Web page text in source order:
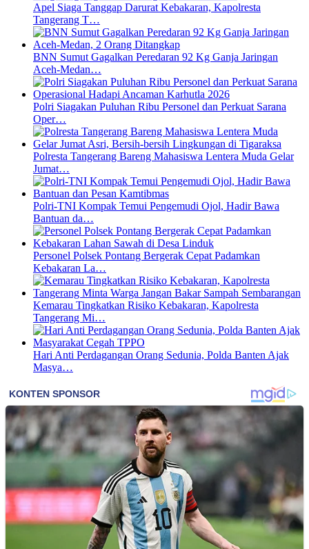
Apel Siaga Tanggap Darurat Kebakaran, Kapolresta
Tangerang T…
BNN Sumut Gagalkan Peredaran 92 Kg Ganja Jaringan
Aceh-Medan…
Polri Siagakan Puluhan Ribu Personel dan Perkuat Sarana
Oper…
Polresta Tangerang Bareng Mahasiswa Lentera Muda Gelar
Jumat…
Polri-TNI Kompak Temui Pengemudi Ojol, Hadir Bawa
Bantuan da…
Personel Polsek Pontang Bergerak Cepat Padamkan
Kebakaran La…
Kemarau Tingkatkan Risiko Kebakaran, Kapolresta
Tangerang Mi…
Hari Anti Perdagangan Orang Sedunia, Polda Banten Ajak
Masya…